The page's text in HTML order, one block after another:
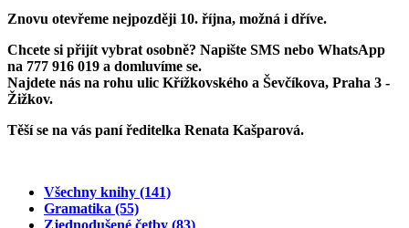
Znovu otevřeme nejpozději 10. října, možná i dříve.
Chcete si přijít vybrat osobně? Napište SMS nebo WhatsApp
na 777 916 019 a domluvíme se.
Najdete nás na rohu ulic Křížkovského a Ševčíkova, Praha 3 -
Žižkov.
Těší se na vás paní ředitelka Renata Kašparová.
Všechny knihy (141)
Gramatika (55)
Zjednodušené četby (83)